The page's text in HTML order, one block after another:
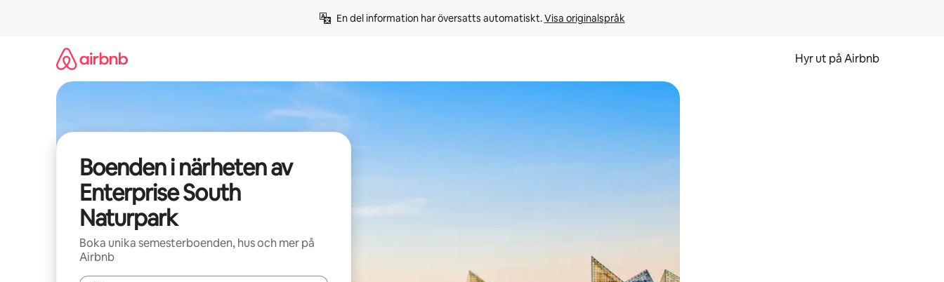
En del information har översatts automatiskt. Visa originalspråk
Hyr ut på Airbnb
Boenden i närheten av
Enterprise South
Naturpark
Boka unika semesterboenden, hus och mer på
Airbnb